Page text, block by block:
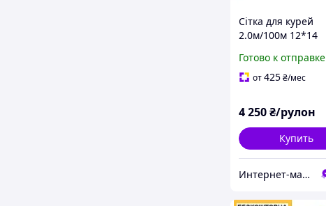
Сітка для курей
2.0м/100м 12*14
Готово к отправке
от425₴/мес
4 250₴/рулон
Купить
Интернет-магазин 100 Микрон